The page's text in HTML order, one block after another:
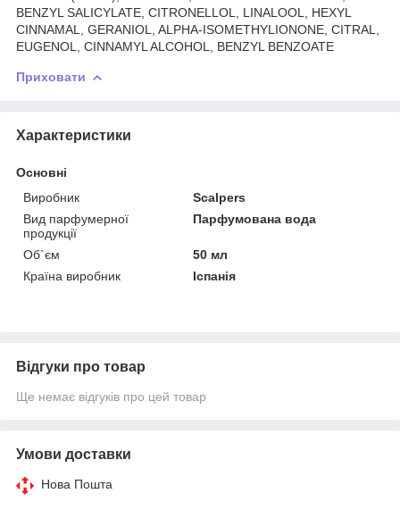
BENZYL SALICYLATE, CITRONELLOL, LINALOOL, HEXYL
CINNAMAL, GERANIOL, ALPHA-ISOMETHYLIONONE, CITRAL,
EUGENOL, CINNAMYL ALCOHOL, BENZYL BENZOATE
Приховати
Характеристики
Основні
Виробник
Scalpers
Вид парфумерної
продукції
Парфумована вода
Об`єм
50 мл
Країна виробник
Іспанія
Відгуки про товар
Ще немає відгуків про цей товар
Умови доставки
Нова Пошта